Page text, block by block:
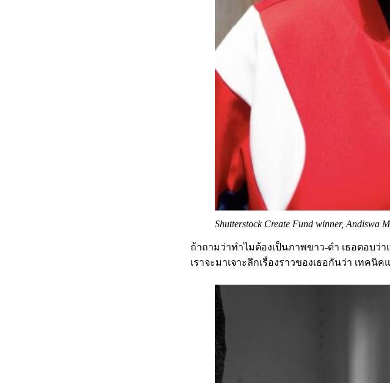
Shutterstock Create Fund winner, Andiswa
ถ้าถามว่าทำไมต้องเป็นภาพขาว-ดำ เธอตอบว่
เราจะมาเจาะลึกเรื่องราวของเธอกันว่า เทคนิค